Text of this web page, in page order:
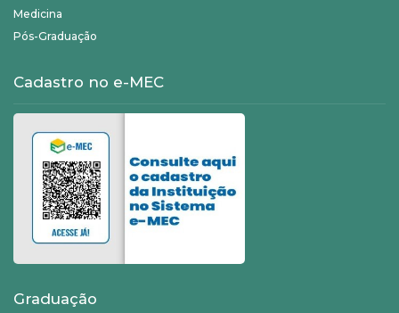
Medicina
Pós-Graduação
Cadastro no e-MEC
Graduação